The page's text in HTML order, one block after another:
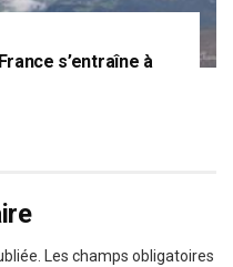
s’entraîne à
Les champs obligatoires